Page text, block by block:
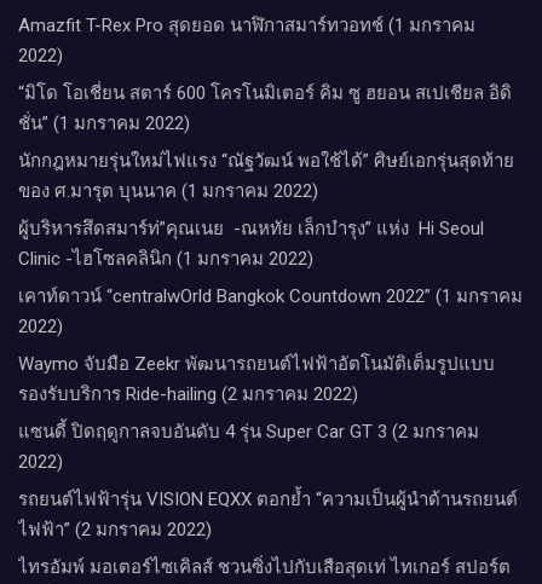
Amazfit T-Rex Pro สุดยอด นาฬิกาสมาร์ทวอทช์ (1 มกราคม
2022)
“มิโด โอเชี่ยน สตาร์ 600 โครโนมิเตอร์ คิม ซู ฮยอน สเปเชียล อิดิ
ชั่น” (1 มกราคม 2022)
นักกฎหมายรุ่นใหม่ไฟแรง “ณัฐวัฒน์ พอใช้ได้” ศิษย์เอกรุ่นสุดท้าย
ของ ศ.มารุต บุนนาค (1 มกราคม 2022)
ผู้บริหารสึดสมาร์ท่”คุณเนย -ณหทัย เล็กบำรุง” แห่ง Hi Seoul
Clinic -ไฮโซลคลินิก (1 มกราคม 2022)
เคาท์ดาวน์​ “centralwOrld Bangkok Countdown 2022” (1 มกราคม
2022)
Waymo จับมือ Zeekr พัฒนารถยนต์ไฟฟ้าอัตโนมัติเต็มรูปแบบ
รองรับบริการ Ride-hailing (2 มกราคม 2022)
แซนดี้ ปิดฤดูกาลจบอันดับ 4 รุ่น Super Car GT 3 (2 มกราคม
2022)
รถยนต์ไฟฟ้ารุ่น VISION EQXX ตอกย้ำ “ความเป็นผู้นำด้านรถยนต์
ไฟฟ้า” (2 มกราคม 2022)
ไทรอัมพ์ มอเตอร์ไซเคิลส์ ชวนซิ่งไปกับเสือสุดเท่ ไทเกอร์ สปอร์ต